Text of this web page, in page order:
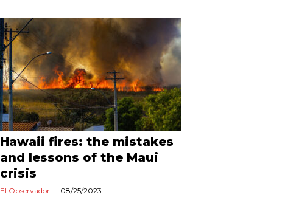
Hawaii fires: the mistakes
and lessons of the Maui
crisis
El Observador 08/25/2023